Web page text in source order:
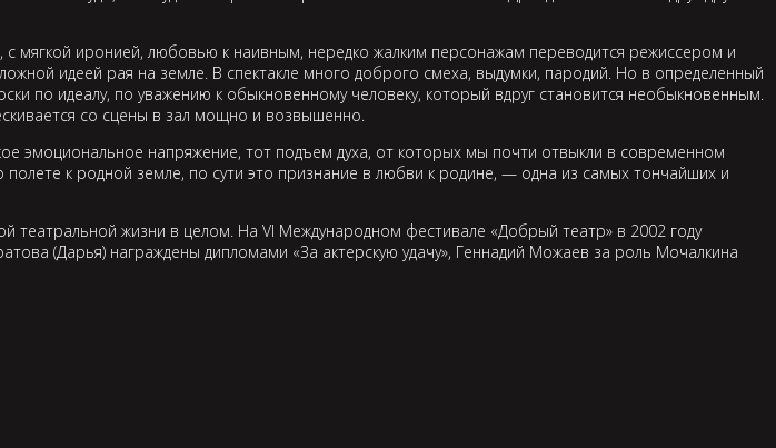
с мягкой иронией, любовью к наивным, нередко жалким персонажам переводится режиссером и
идеей рая на земле. В спектакле много доброго смеха, выдумки, пародий. Но в определенный
по идеалу, по уважению к обыкновенному человеку, который вдруг становится необыкновенным.
со сцены в зал мощно и возвышенно.
эмоциональное напряжение, тот подъем духа, от которых мы почти отвыкли в современном
к родной земле, по сути это признание в любви к родине, — одна из самых тончайших и
театральной жизни в целом. На VI Международном фестивале «Добрый театр» в 2002 году
(Дарья) награждены дипломами «За актерскую удачу», Геннадий Можаев за роль Мочалкина